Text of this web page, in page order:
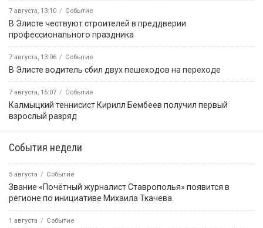
7 августа, 13:10 Событие
В Элисте чествуют строителей в преддверии
профессионального праздника
7 августа, 13:06 Событие
В Элисте водитель сбил двух пешеходов на переходе
7 августа, 15:07 Событие
Калмыцкий теннисист Кирилл Бембеев получил первый
взрослый разряд
События недели
5 августа Событие
Звание «Почётный журналист Ставрополья» появится в
регионе по инициативе Михаила Ткачева
1 августа Событие